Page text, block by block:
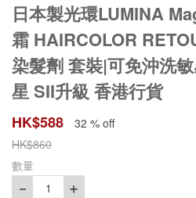
日本製光環LUMINA
霜 HAIRCOLOR
染髮劑 套裝|可免沖洗
星 SII升級 香港行貨
HK$588 32 % off
HK$860
數量
－ 1 ＋